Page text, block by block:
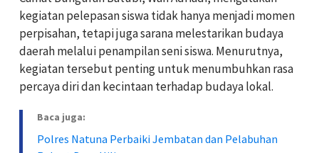
kegiatan pelepasan siswa tidak hanya menjadi momen
perpisahan, tetapi juga sarana melestarikan budaya
daerah melalui penampilan seni siswa. Menurutnya,
kegiatan tersebut penting untuk menumbuhkan rasa
percaya diri dan kecintaan terhadap budaya lokal.
Baca juga:
Polres Natuna Perbaiki Jembatan dan Pelabuhan